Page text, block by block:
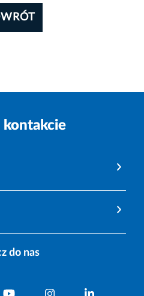
kontakcie
do nas